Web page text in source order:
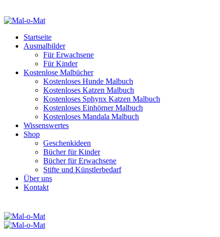
Startseite
Ausmalbilder
Für Erwachsene
Für Kinder
Kostenlose Malbücher
Kostenloses Hunde Malbuch
Kostenloses Katzen Malbuch
Kostenloses Sphynx Katzen Malbuch
Kostenloses Einhörner Malbuch
Kostenloses Mandala Malbuch
Wissenswertes
Shop
Geschenkideen
Bücher für Kinder
Bücher für Erwachsene
Stifte und Künstlerbedarf
Über uns
Kontakt